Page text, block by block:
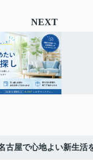
NEXT
古屋で心地よい新生活